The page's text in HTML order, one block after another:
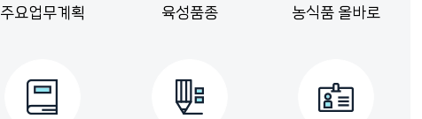
주요업무계획 육성품종 농식품 올바로